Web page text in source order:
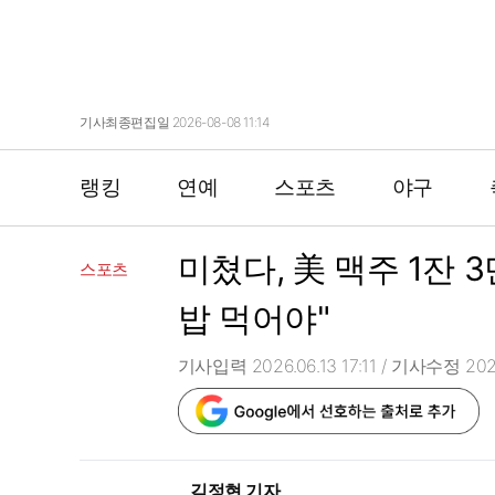
기사최종편집일 2026-08-08 11:14
랭킹 연예 스포츠 야구
스포츠
미쳤다, 美 맥주 1잔
밥 먹어야"
기사입력 2026.06.13 17:11 / 기사수정
김정현 기자